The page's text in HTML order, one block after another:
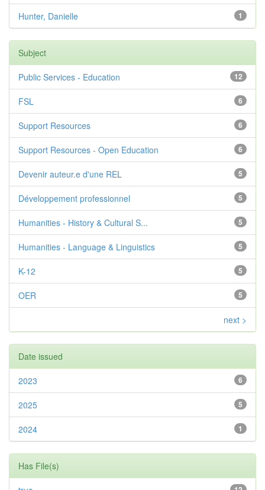
1
Hunter, Danielle
Subject
12
Public Services - Education
6
FSL
6
Support Resources
6
Support Resources - Open Education
5
Devenir auteur.e d'une REL
5
Développement professionnel
5
Humanities - History & Cultural S...
5
Humanities - Language & Linguistics
5
K-12
5
OER
next >
Date issued
6
2023
5
2025
1
2024
Has File(s)